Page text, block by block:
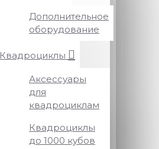
Дополнительное
оборудование
Квадроциклы
Аксессуары
для
квадроциклам
Квадроциклы
до 1000 кубов